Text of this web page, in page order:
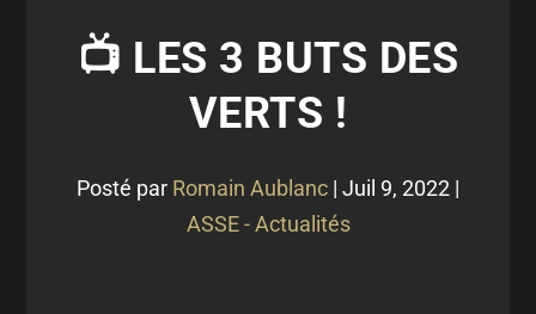
📺 LES 3 BUTS DES
VERTS !
Posté par Romain Aublanc | Juil 9, 2022 |
ASSE - Actualités